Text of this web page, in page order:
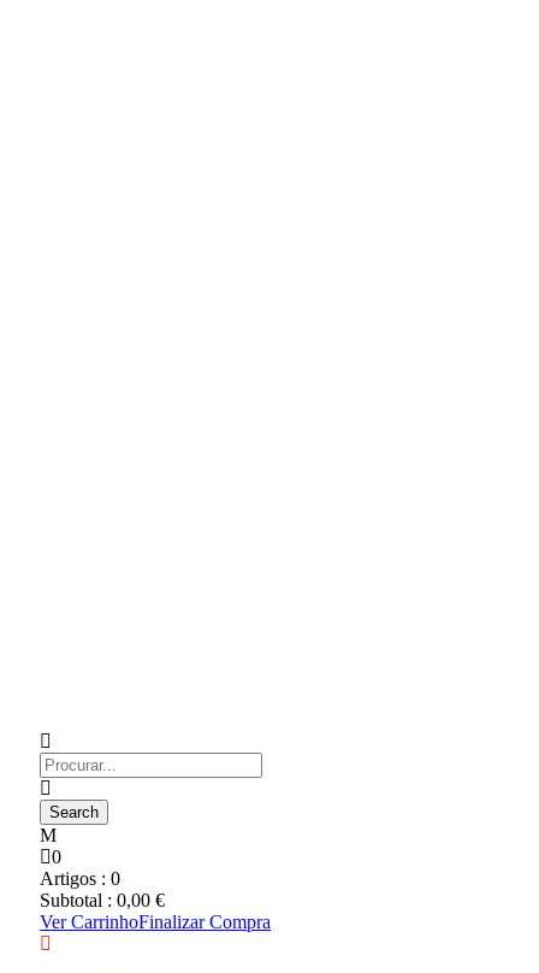
0
Artigos : 0
Subtotal : 0,00 €
Ver CarrinhoFinalizar Compra